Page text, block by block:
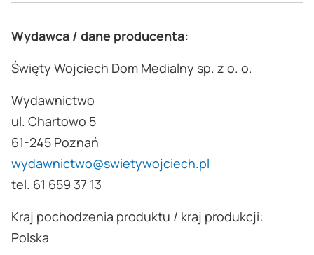
Wydawca / dane producenta:
Święty Wojciech Dom Medialny sp. z o. o.
Wydawnictwo
ul. Chartowo 5
61-245 Poznań
wydawnictwo@swietywojciech.pl
tel. 61 659 37 13
Kraj pochodzenia produktu / kraj produkcji:
Polska